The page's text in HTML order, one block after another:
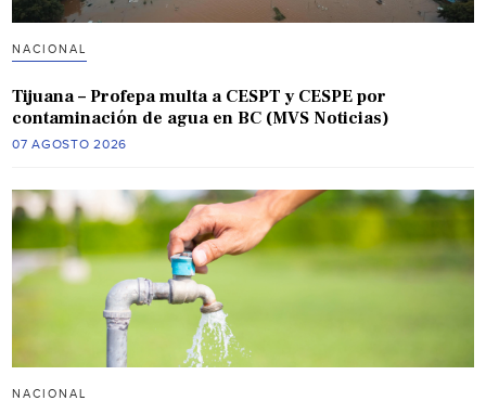
NACIONAL
Tijuana – Profepa multa a CESPT y CESPE por
contaminación de agua en BC (MVS Noticias)
07 AGOSTO 2026
NACIONAL